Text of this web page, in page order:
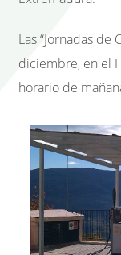
Las “Jornadas
diciembre, en el
horario de